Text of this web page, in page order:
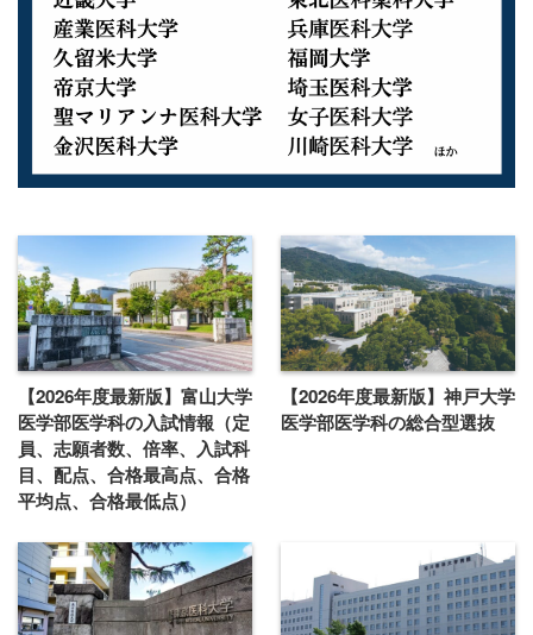
【2026年度最新版】富山大学
医学部医学科の入試情報（定
員、志願者数、倍率、入試科
目、配点、合格最高点、合格
平均点、合格最低点）
【2026年度最新版】神戸大学
医学部医学科の総合型選抜